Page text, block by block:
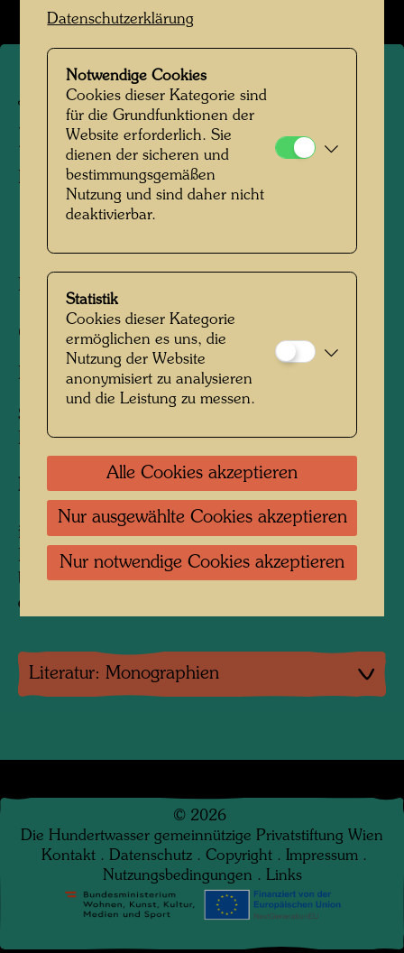
JW 189 A
PORTRAIT GENEVIEVE
Portrait of Geneviève
1949
Leopoldskron, Salzburg, Januar / January
640 mm x 450 mm
Kohle auf Papier
Sammlung:
Private collection, Vienna
Information:
1997 wiederentdeckt von Johannes Faistauer
im Nachlass von Robin Christian Andersen,
Hundertwassers Professor an der Akademie der
bildenden Künst in Wien, und nachträglich in
den Catalogue Raisonné eingefügt.
Literatur: Monographien
© 2026
Die Hundertwasser gemeinnützige Privatstiftung Wien
Kontakt . Datenschutz . Copyright . Impressum .
Nutzungsbedingungen . Links
Datenschutzerklärung
Notwendige Cookies
Cookies dieser Kategorie sind
für die Grundfunktionen der
Website erforderlich. Sie
dienen der sicheren und
bestimmungsgemäßen
Nutzung und sind daher nicht
deaktivierbar.
Statistik
Cookies dieser Kategorie
ermöglichen es uns, die
Nutzung der Website
anonymisiert zu analysieren
und die Leistung zu messen.
Alle Cookies akzeptieren
Nur ausgewählte Cookies akzeptieren
Nur notwendige Cookies akzeptieren